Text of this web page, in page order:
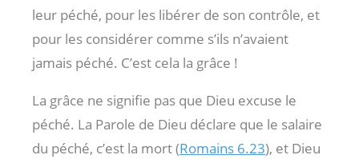
leur péché, pour les libérer de son contrôle, et
pour les considérer comme s’ils n’avaient
jamais péché. C’est cela la grâce !
La grâce ne signifie pas que Dieu excuse le
péché. La Parole de Dieu déclare que le salaire
du péché, c’est la mort (Romains 6.23), et Dieu